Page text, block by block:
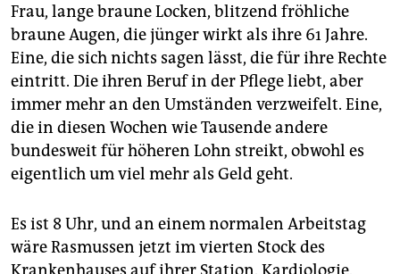
Frau, lange braune Locken, blitzend fröhliche
braune Augen, die jünger wirkt als ihre 61 Jahre.
Eine, die sich nichts sagen lässt, die für ihre Rechte
eintritt. Die ihren Beruf in der Pflege liebt, aber
immer mehr an den Umständen verzweifelt. Eine,
die in diesen Wochen wie Tausende andere
bundesweit für höheren Lohn streikt, obwohl es
eigentlich um viel mehr als Geld geht.
Es ist 8 Uhr, und an einem normalen Arbeitstag
wäre Rasmussen jetzt im vierten Stock des